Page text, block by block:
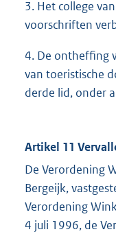
3. Het college
voorschriften
4. De ontheffing
van toeristische
derde lid, onder
Artikel 11
De Verordening
Bergeijk,
Verordening
4 juli 1996, de